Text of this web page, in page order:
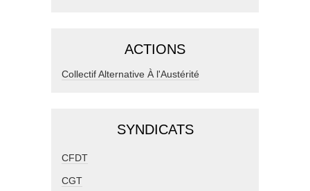
ACTIONS
Collectif Alternative À l'Austérité
SYNDICATS
CFDT
CGT